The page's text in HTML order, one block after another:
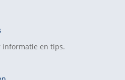
informatie en tips.